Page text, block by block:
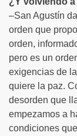
–San Agustín
orden que
orden,
pero es un
exigencias de
quiere la paz.
desorden que
empezamos a
condiciones